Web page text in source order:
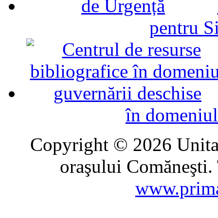
pentru
în
Copyright © 2026
oraşului